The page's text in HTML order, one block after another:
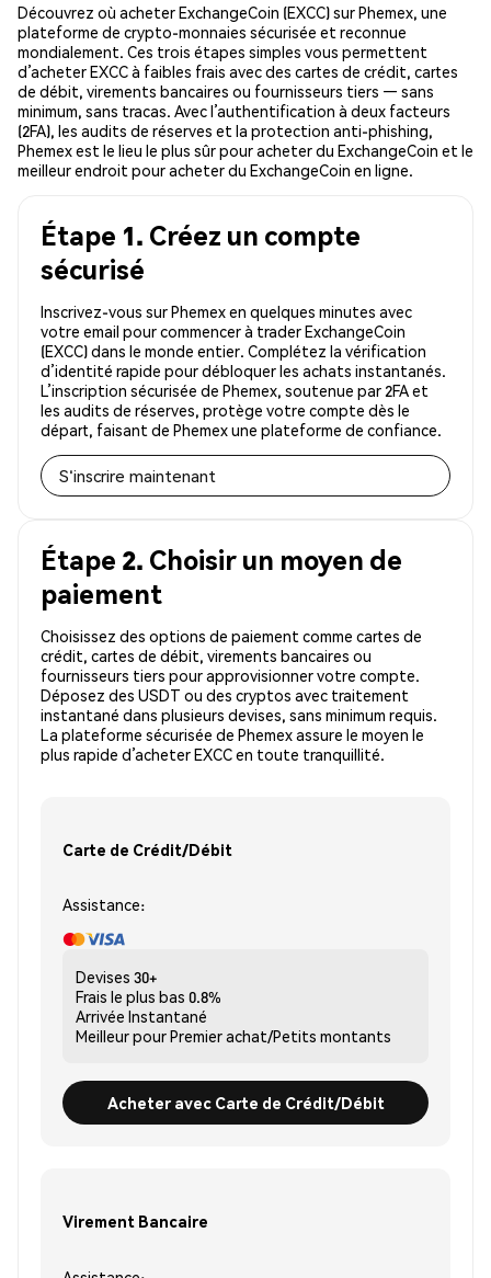
Découvrez où acheter ExchangeCoin (EXCC) sur Phemex, une
plateforme de crypto-monnaies sécurisée et reconnue
mondialement. Ces trois étapes simples vous permettent
d’acheter EXCC à faibles frais avec des cartes de crédit, cartes
de débit, virements bancaires ou fournisseurs tiers — sans
minimum, sans tracas. Avec l’authentification à deux facteurs
(2FA), les audits de réserves et la protection anti-phishing,
Phemex est le lieu le plus sûr pour acheter du ExchangeCoin et le
meilleur endroit pour acheter du ExchangeCoin en ligne.
Étape 1. Créez un compte
sécurisé
Inscrivez-vous sur Phemex en quelques minutes avec
votre email pour commencer à trader ExchangeCoin
(EXCC) dans le monde entier. Complétez la vérification
d’identité rapide pour débloquer les achats instantanés.
L’inscription sécurisée de Phemex, soutenue par 2FA et
les audits de réserves, protège votre compte dès le
départ, faisant de Phemex une plateforme de confiance.
S'inscrire maintenant
Étape 2. Choisir un moyen de
paiement
Choisissez des options de paiement comme cartes de
crédit, cartes de débit, virements bancaires ou
fournisseurs tiers pour approvisionner votre compte.
Déposez des USDT ou des cryptos avec traitement
instantané dans plusieurs devises, sans minimum requis.
La plateforme sécurisée de Phemex assure le moyen le
plus rapide d’acheter EXCC en toute tranquillité.
Carte de Crédit/Débit
Assistance:
Devises 30+
Frais le plus bas 0.8%
Arrivée Instantané
Meilleur pourPremier achat/Petits montants
Acheter avec Carte de Crédit/Débit
Virement Bancaire